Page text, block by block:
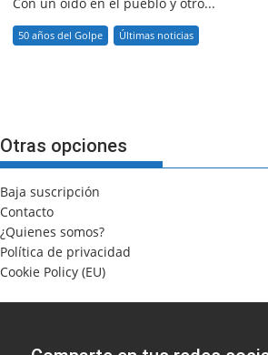
50 años del Golpe Últimas noticias
Otras opciones
Baja suscripción
Contacto
¿Quienes somos?
Política de privacidad
Cookie Policy (EU)